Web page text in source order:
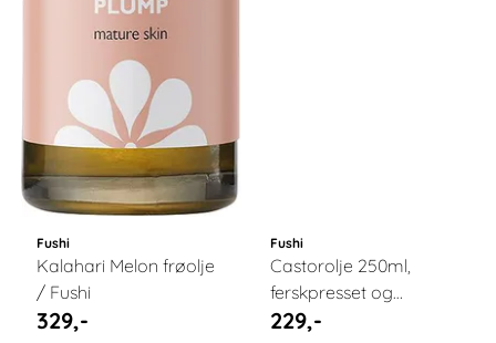
Fushi
Kalahari Melon frøolje
/ Fushi
329,-
Fushi
Castorolje 250ml,
ferskpresset og
økologiskl / Fushi
229,-